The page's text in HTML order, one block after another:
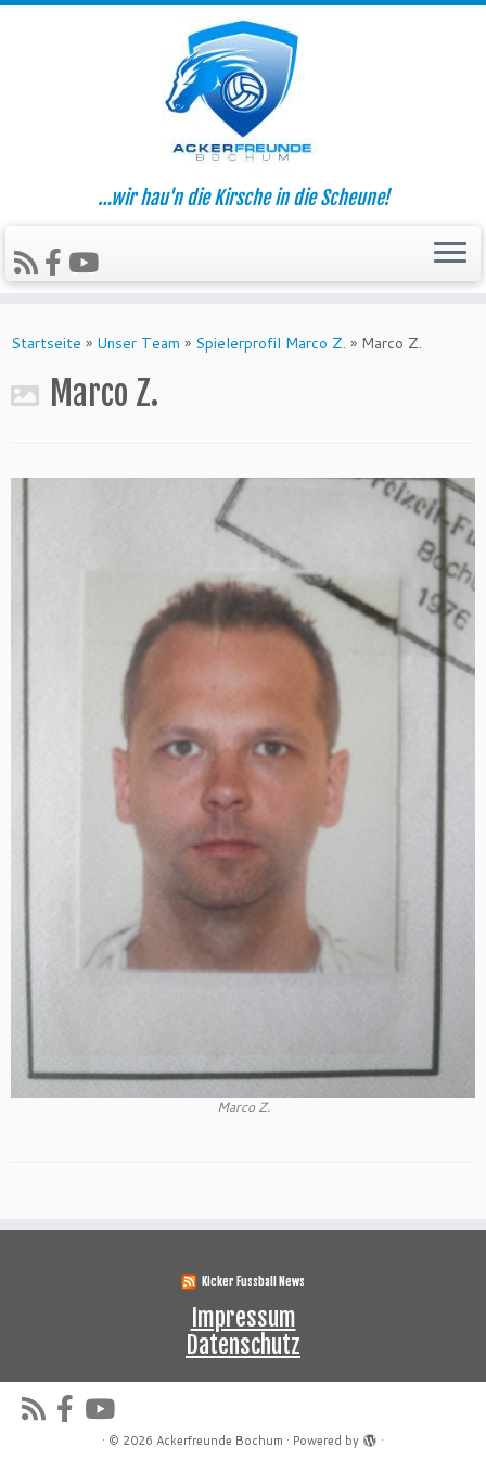
Inhalt
…wir hau'n die Kirsche in die Scheune!
Startseite » Unser Team » Spielerprofil Marco Z. » Marco Z.
Marco Z.
Marco Z.
Kicker Fussball News
Impressum
Datenschutz
· © 2026 Ackerfreunde Bochum · Powered by
·